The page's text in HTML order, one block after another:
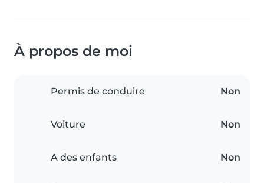
À propos de moi
Permis de conduire Non
Voiture Non
A des enfants Non